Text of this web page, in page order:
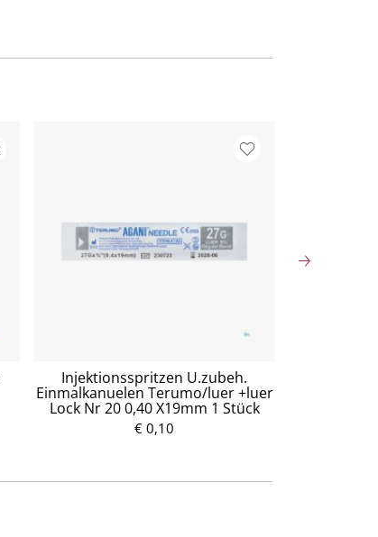
Injektionsspritzen U.zubeh.
Einmalkanuelen Terumo/luer +luer
Lock Nr 20 0,40 X19mm 1 Stück
€ 0,10P